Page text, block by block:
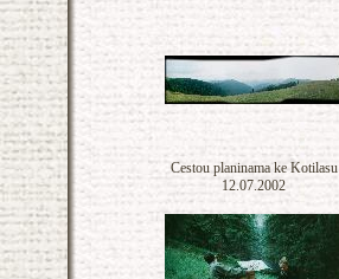
Cestou planinama ke Kotilasu
12.07.2002